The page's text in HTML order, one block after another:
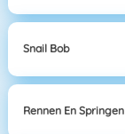
Snail Bob
Rennen En Springen